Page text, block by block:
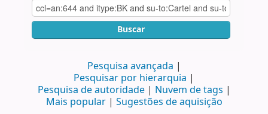
Buscar
Pesquisa avançada
Pesquisar por hierarquia
Pesquisa de autoridade
Nuvem de tags
Mais popular
Sugestões de aquisição